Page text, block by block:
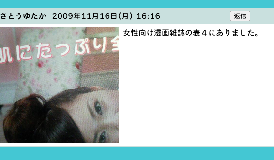
とうゆたか2009年11月16日(月) 16:16
女性向け漫画雑誌の表４にありました。